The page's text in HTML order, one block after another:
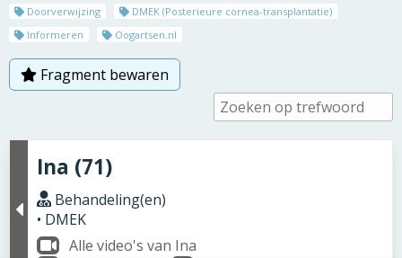
Doorverwijzing
DMEK (Posterieure cornea-transplantatie)
Informeren
Oogartsen.nl
Fragment bewaren
Ina (71)
Behandeling(en)
• DMEK
Alle video's van Ina